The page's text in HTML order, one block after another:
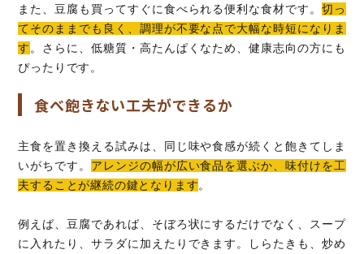
また、豆腐も買ってすぐに食べられる便利な食材です。 切っ
てそのままでも良く、調理が不要な点で大幅な時短になりま
す 。さらに、低糖質・高たんぱくなため、健康志向の方にも
ぴったりです。
食べ飽きない工夫ができるか
主食を置き換える試みは、同じ味や食感が続くと飽きてしま
いがちです。 アレンジの幅が広い食品を選ぶか、味付けを工
夫することが継続の鍵となります。
例えば、豆腐であれば、そぼろ状にするだけでなく、スープ
に入れたり、サラダに加えたりできます。しらたきも、炒め